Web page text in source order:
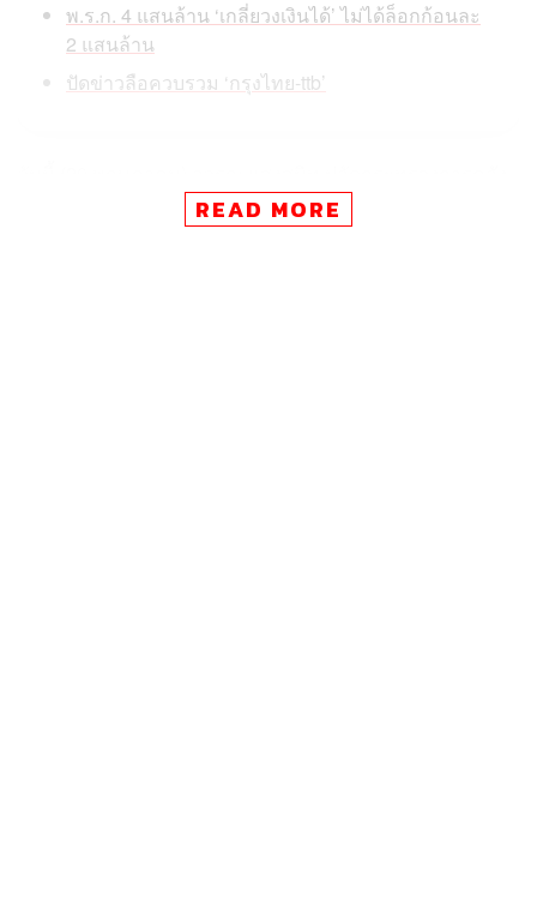
พ.ร.ก. 4 แสนล้าน ‘เกลี่ยวงเงินได้’ ไม่ได้ล็อกก้อนละ
2 แสนล้าน
ปัดข่าวลือควบรวม ‘กรุงไทย-ttb’
ชี้แจงกรณีถูกฝ่ายค้านตั้งข้อสังเกตว่า รัฐบาลอาจนำเงินจาก
พระราชกำหนด (พ.ร.ก.) กู้เงินฯ 4 แสนล้านบาท มาใช้ผิด
READ MORE